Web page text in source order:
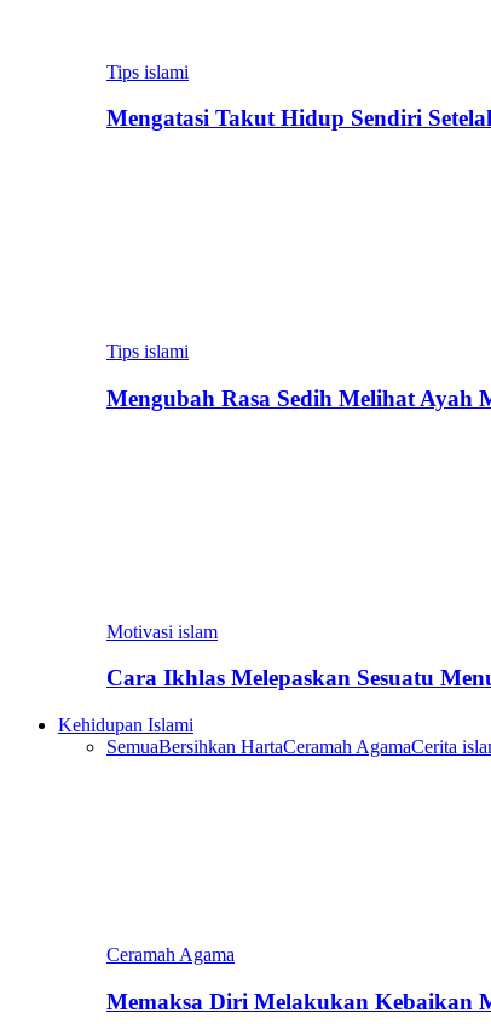
Tips islami
Mengatasi Takut Hidup Sendiri
Tips islami
Mengubah Rasa Sedih Melihat
Motivasi islam
Cara Ikhlas Melepaskan Sesuatu
Kehidupan Islami
SemuaBersihkan HartaCeramah AgamaCerita
Ceramah Agama
Memaksa Diri Melakukan Kebaikan